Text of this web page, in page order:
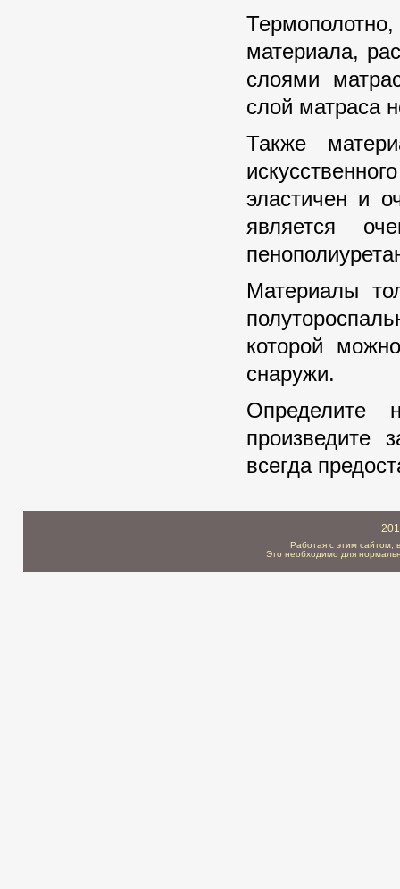
материала,
слоями
слой матраса
Также
эластичен и
является
Материалы
которой
снаружи.
Определите
произведите
всегда
Работая с этим сайтом,
Это необходимо для